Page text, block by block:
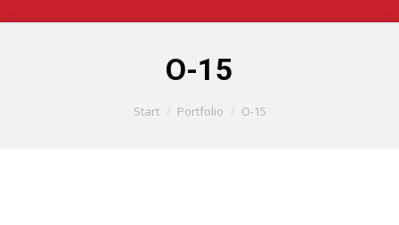
O-15
Sie befinden sich hier:
Start Portfolio O-15